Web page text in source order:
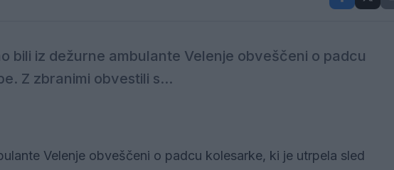
bili iz dežurne ambulante Velenje obveščeni o padcu
Z zbranimi obvestili s...
Velenje obveščeni o padcu kolesarke, ki je utrpela sled